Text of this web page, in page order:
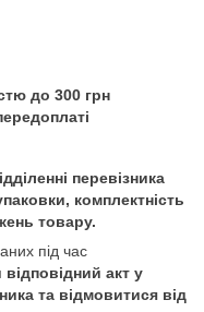
до 300 грн
перевізника
комплектність
товару.
під час
відповідний акт у
та відмовитися від